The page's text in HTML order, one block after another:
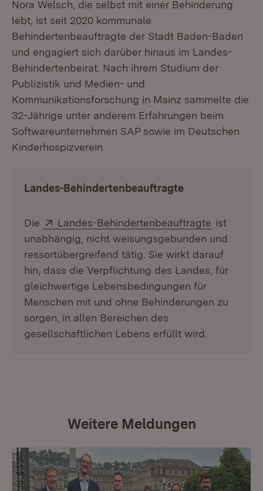
Nora Welsch, die selbst mit einer Behinderung
lebt, ist seit 2020 kommunale
Behindertenbeauftragte der Stadt Baden-Baden
und engagiert sich darüber hinaus im Landes-
Behindertenbeirat. Nach ihrem Studium der
Publizistik und Medien- und
Kommunikationsforschung in Mainz sammelte die
32-Jährige unter anderem Erfahrungen beim
Softwareunternehmen SAP sowie im Deutschen
Kinderhospizverein.
Landes-Behindertenbeauftragte
Die Extern:
Landes-Behindertenbeauftragte (Öffnet in
ist
unabhängig, nicht weisungsgebunden und
ressortübergreifend tätig. Sie wirkt darauf
hin, dass die Verpflichtung des Landes, für
gleichwertige Lebensbedingungen für
Menschen mit und ohne Behinderungen zu
sorgen, in allen Bereichen des
gesellschaftlichen Lebens erfüllt wird.
Weitere Meldungen